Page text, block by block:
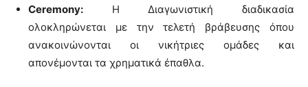
Ceremony: Η Διαγωνιστική διαδικασία
ολοκληρώνεται με την τελετή βράβευσης όπου
ανακοινώνονται οι νικήτριες ομάδες και
απονέμονται τα χρηματικά έπαθλα.